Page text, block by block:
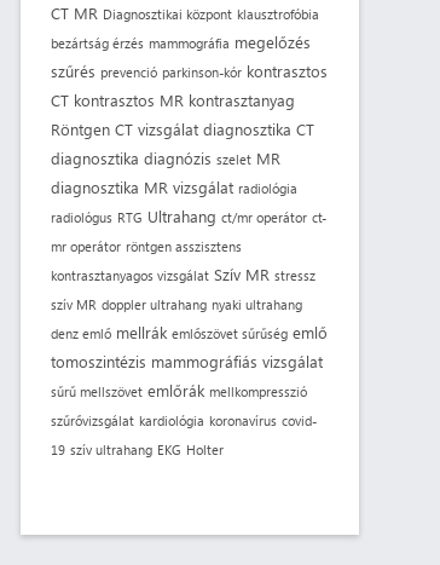
CT MR Diagnosztikai központ klausztrofóbia
bezártság érzés mammográfia megelőzés
szűrés prevenció parkinson-kór kontrasztos
CT kontrasztos MR kontrasztanyag
Röntgen CT vizsgálat diagnosztika CT
diagnosztika diagnózis szelet MR
diagnosztika MR vizsgálat radiológia
radiológus RTG Ultrahang ct/mr operátor ct-
mr operátor röntgen asszisztens
kontrasztanyagos vizsgálat Szív MR stressz
szív MR doppler ultrahang nyaki ultrahang
denz emlő mellrák emlőszövet sűrűség emlő
tomoszintézis mammográfiás vizsgálat
sűrű mellszövet emlőrák mellkompresszió
szűrővizsgálat kardiológia koronavírus covid-
19 szív ultrahang EKG Holter